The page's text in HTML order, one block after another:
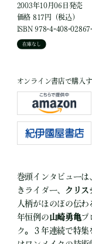
2003年10月06日発売
価格 817円（税込）
ISBN 978-4-408-
在庫なし
オンライン書店で購入
巻頭インタビュー
きライダー、 クリス
人柄がほのぼの伝
年恒例の山崎勇亀プ
ク。３年連続で特